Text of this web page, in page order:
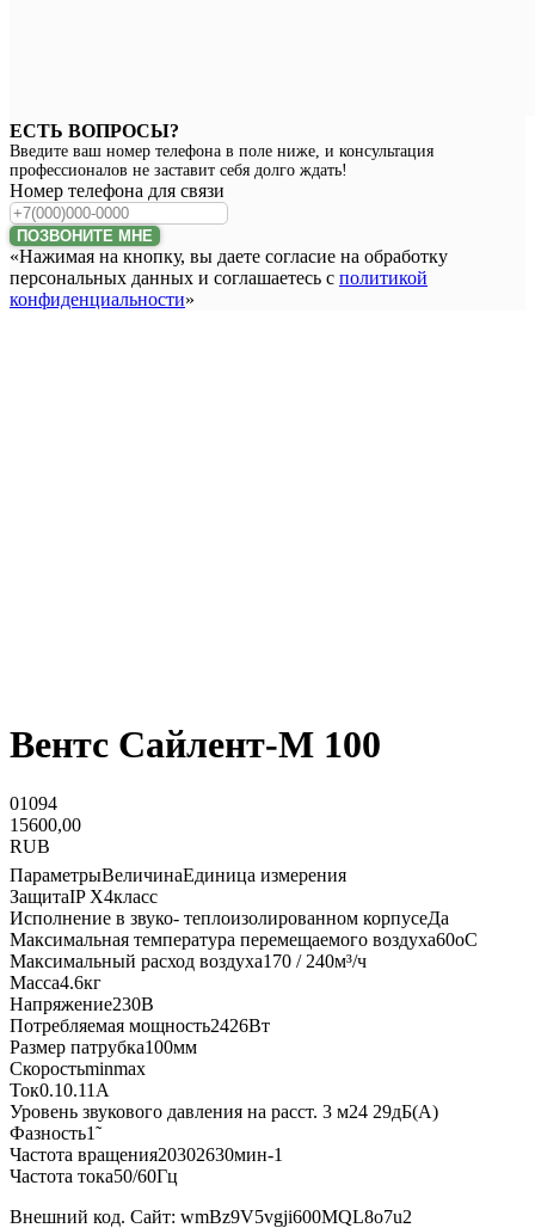
ЕСТЬ ВОПРОСЫ?
Введите ваш номер телефона в поле ниже, и консультация
профессионалов не заставит себя долго ждать!
Номер телефона для связи
ПОЗВОНИТЕ МНЕ
«Нажимая на кнопку, вы даете согласие на обработку
персональных данных и соглашаетесь c политикой
конфиденциальности»
Вентс Сайлент-М 100
01094
15600,00
RUB
ПараметрыВеличинаЕдиница измерения
ЗащитаIP X4класс
Исполнение в звуко- теплоизолированном корпусеДа
Максимальная температура перемещаемого воздуха60оС
Максимальный расход воздуха170 / 240м³/ч
Масса4.6кг
Напряжение230В
Потребляемая мощность2426Вт
Размер патрубка100мм
Скоростьminmax
Ток0.10.11А
Уровень звукового давления на расст. 3 м24 29дБ(А)
Фазность1˜
Частота вращения20302630мин-1
Частота тока50/60Гц
Внешний код. Сайт: wmBz9V5vgji600MQL8o7u2